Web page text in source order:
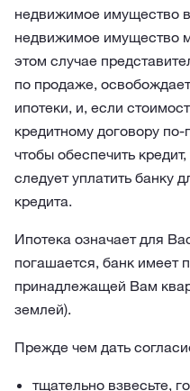
недвижимое имущество
недвижимое имущество
этом случае
по продаже,
ипотеки, и, если
кредитному договору
чтобы обеспечить
следует уплатить банку
кредита.
Ипотека означает для
погашается, банк имеет
принадлежащей Вам
землей).
Прежде чем дать
тщательно взвесьте,